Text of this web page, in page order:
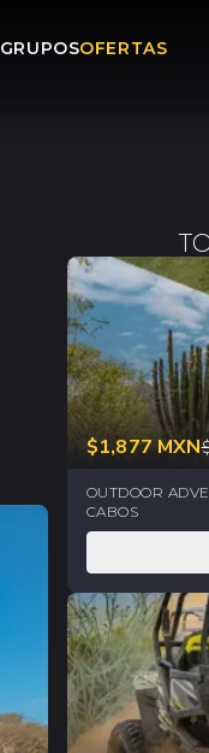
GRUPOSOFERTAS
$1,877 MXN
OUTDOOR
CABOS